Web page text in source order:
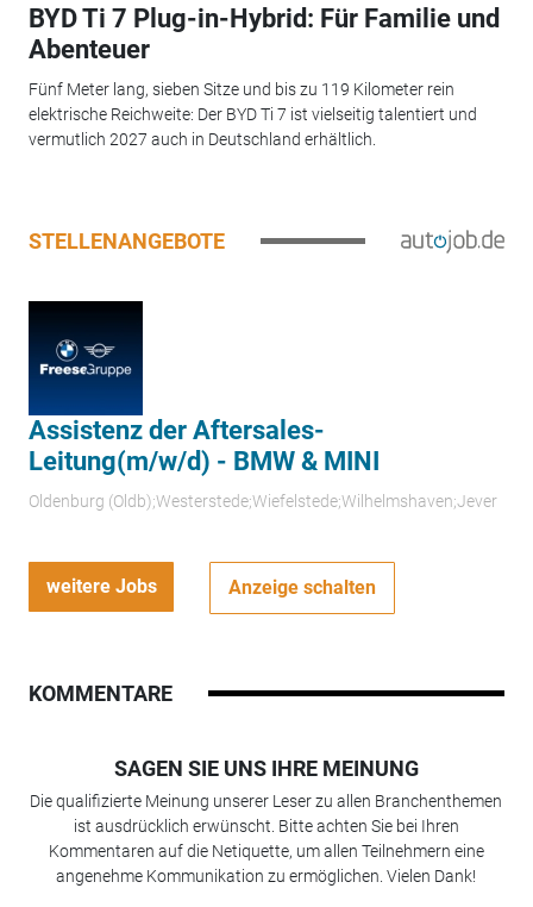
BYD Ti 7 Plug-in-Hybrid: Für Familie und
Abenteuer
Fünf Meter lang, sieben Sitze und bis zu 119 Kilometer rein
elektrische Reichweite: Der BYD Ti 7 ist vielseitig talentiert und
vermutlich 2027 auch in Deutschland erhältlich.
STELLENANGEBOTE
Assistenz der Aftersales-
Leitung(m/w/d) - BMW & MINI
Oldenburg (Oldb);Westerstede;Wiefelstede;Wilhelmshaven;Jever
weitere Jobs Anzeige schalten
KOMMENTARE
SAGEN SIE UNS IHRE MEINUNG
Die qualifizierte Meinung unserer Leser zu allen Branchenthemen
ist ausdrücklich erwünscht. Bitte achten Sie bei Ihren
Kommentaren auf die Netiquette, um allen Teilnehmern eine
angenehme Kommunikation zu ermöglichen. Vielen Dank!